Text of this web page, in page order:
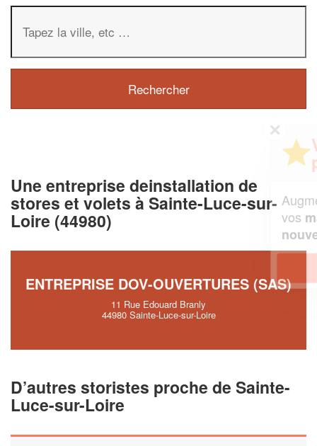
Une entreprise deinstallation de
stores et volets à Sainte-Luce-sur-
Loire (44980)
ENTREPRISE DOV-OUVERTURES (SAS)
11 Rue Edouard Branly
44980 Sainte-Luce-sur-Loire
D’autres storistes proche de Sainte-
Luce-sur-Loire
Augmentez votrechiffre d'affaireset
vos
nouveaux clients